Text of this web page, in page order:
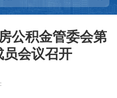
公积金管委会第
员会议召开